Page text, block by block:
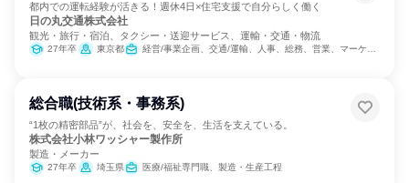
都内での運転経験が活きる！週休4日×住宅支援で自分らしく働く
日の丸交通株式会社
観光・旅行・宿泊、タクシー・送迎サービス、運輸・交通・物流
27年卒 東京都 経営/事業企画、交通/運輸、人事、総務、営業、マーケティング・広告・宣伝
総合職(技術系・事務系)
“1枚の精密部品”が、社会を、安全を、生活を支えている。
株式会社小林ワッシャー製作所
製造・メーカー
27年卒 埼玉県 医療/福祉専門職、製造・生産工程